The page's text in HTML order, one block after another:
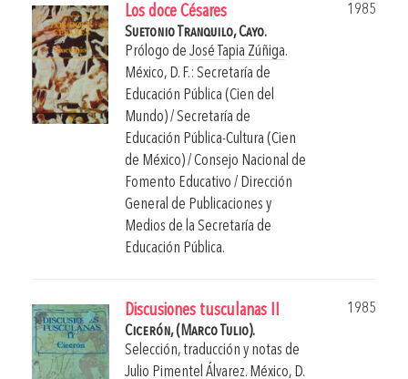
Los doce Césares
1985
Suetonio Tranquilo, Cayo.
Prólogo de José Tapia Zúñiga.
México, D. F.: Secretaría de
Educación Pública (Cien del
Mundo) / Secretaría de
Educación Pública-Cultura (Cien
de México) / Consejo Nacional de
Fomento Educativo / Dirección
General de Publicaciones y
Medios de la Secretaría de
Educación Pública.
Discusiones tusculanas II
1985
Cicerón, (Marco Tulio).
Selección, traducción y notas de
Julio Pimentel Álvarez. México, D.